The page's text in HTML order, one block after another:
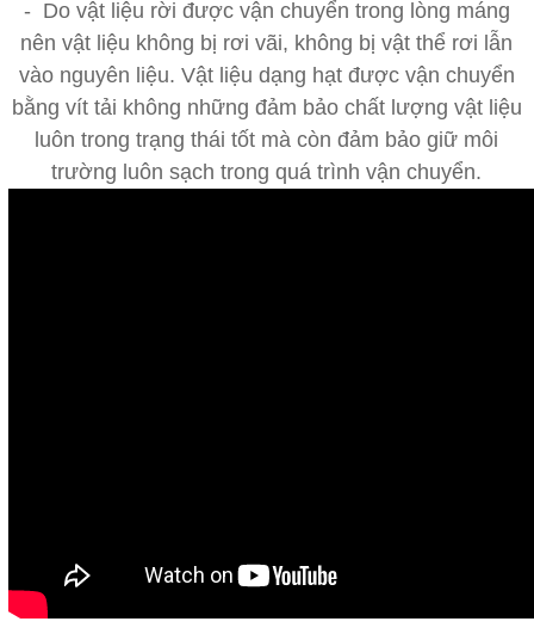
- Do vật liệu rời được vận chuyển trong lòng máng
nên vật liệu không bị rơi vãi, không bị vật thể rơi lẫn
vào nguyên liệu. Vật liệu dạng hạt được vận chuyển
bằng vít tải không những đảm bảo chất lượng vật liệu
luôn trong trạng thái tốt mà còn đảm bảo giữ môi
trường luôn sạch trong quá trình vận chuyển.